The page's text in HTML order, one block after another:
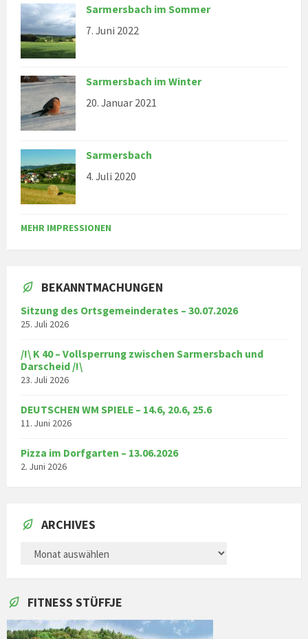
Sarmersbach im Sommer
7. Juni 2022
Sarmersbach im Winter
20. Januar 2021
Sarmersbach
4. Juli 2020
MEHR IMPRESSIONEN
BEKANNTMACHUNGEN
Sitzung des Ortsgemeinderates – 30.07.2026
25. Juli 2026
/!\ K 40 – Vollsperrung zwischen Sarmersbach und
Darscheid /!\
23. Juli 2026
DEUTSCHEN WM SPIELE – 14.6, 20.6, 25.6
11. Juni 2026
Pizza im Dorfgarten – 13.06.2026
2. Juni 2026
ARCHIVES
ARCHIVES
FITNESS STÜFFJE